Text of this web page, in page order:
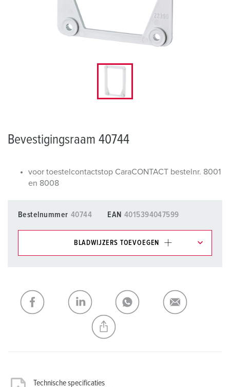
Bevestigingsraam 40744
voor toestelcontactstop CaraCONTACT bestelnr. 8001
en 8008
Bestelnummer 40744 EAN 4015394047599
BLADWIJZERS TOEVOEGEN
Mijn lijst TOEVOEGEN
NIEUW LIJST MAKEN
Technische specificaties